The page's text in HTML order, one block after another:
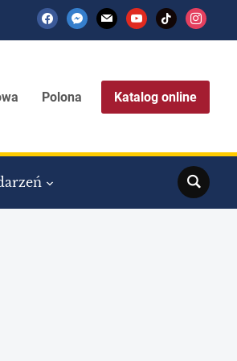
facebookmessenger
mail youtubetiktok instagram
Polona Katalog online
Search